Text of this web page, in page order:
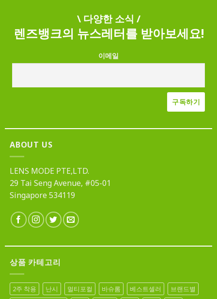
\ 다양한 소식 /
렌즈뱅크의 뉴스레터를 받아보세요!
이메일
ABOUT US
LENS MODE PTE,LTD.
29 Tai Seng Avenue, #05-01
Singapore 534119
상품 카테고리
2주 착용 난시 멀티포컬 바슈롬 베스트셀러
브랜드별